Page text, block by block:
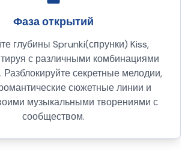
Фаза открытий
глубины Sprunki(спрунки) Kiss,
с различными комбинациями
секретные мелодии,
сюжетные линии и
музыкальными творениями с
сообществом.